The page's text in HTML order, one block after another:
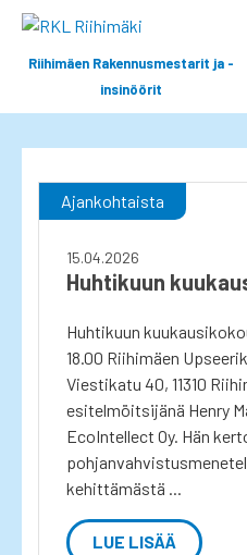
Riihimäen Rakennusmestarit ja -
insinöörit
Ajankohtaista
15.04.2026
Huhtikuun
Huhtikuun
18.00 Riihimäen
Viestikatu 40, 11310
esitelmöitsijänä Henry
EcoIntellect Oy. Hän
kehittämästä ...
LUE LISÄÄ